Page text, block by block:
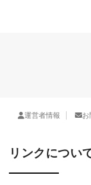
運営者情報 お
リンクについ